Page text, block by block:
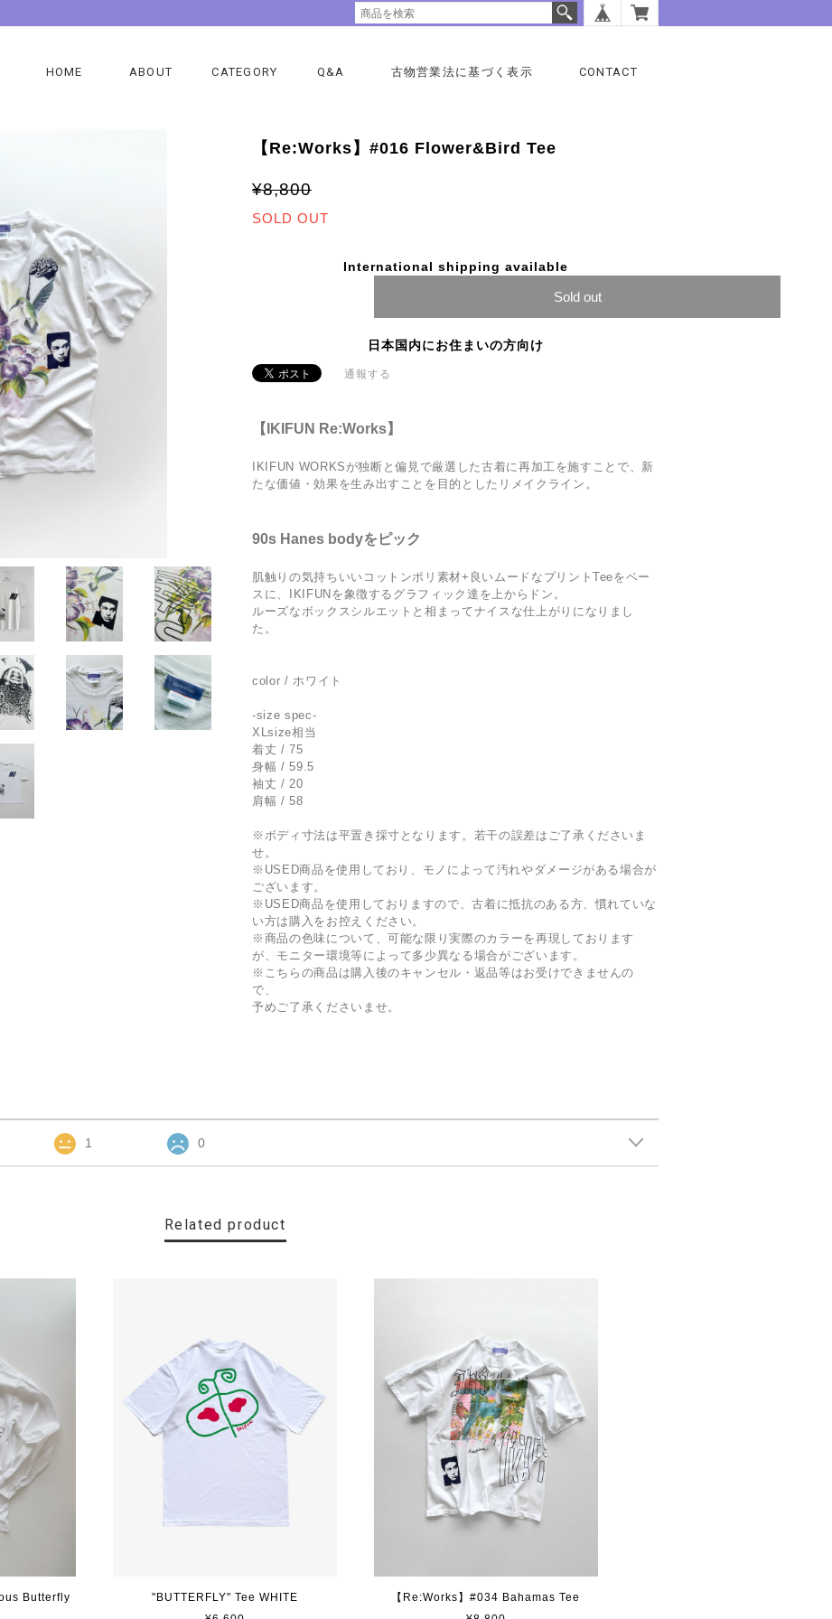
HOME ABOUT CATEGORY Q&A 古物営業法に基づく表示 CONTACT
【Re:Works】#016 Flower&Bird Tee
¥8,800
SOLD OUT
International shipping available
Sold out
日本国内にお住まいの方向け
通報する
【IKIFUN Re:Works】
IKIFUN WORKSが独断と偏見で厳選した古着に再加工を施すことで、新
たな価値・効果を生み出すことを目的としたリメイクライン。
90s Hanes bodyをピック
肌触りの気持ちいいコットンポリ素材+良いムードなプリントTeeをベー
スに、IKIFUNを象徴するグラフィック達を上からドン。
ルーズなボックスシルエットと相まってナイスな仕上がりになりまし
た。
color / ホワイト
-size spec-
XLsize相当
着丈 / 75
身幅 / 59.5
袖丈 / 20
肩幅 / 58
※ボディ寸法は平置き採寸となります。若干の誤差はご了承くださいま
せ。
※USED商品を使用しており、モノによって汚れやダメージがある場合が
ございます。
※USED商品を使用しておりますので、古着に抵抗のある方、慣れていな
い方は購入をお控えください。
※商品の色味について、可能な限り実際のカラーを再現しております
が、モニター環境等によって多少異なる場合がございます。
※こちらの商品は購入後のキャンセル・返品等はお受けできませんの
で、
予めご了承くださいませ。
1 0
Related product
Butterfly
"BUTTERFLY" Tee WHITE
【Re:Works】#034 Bahamas Tee